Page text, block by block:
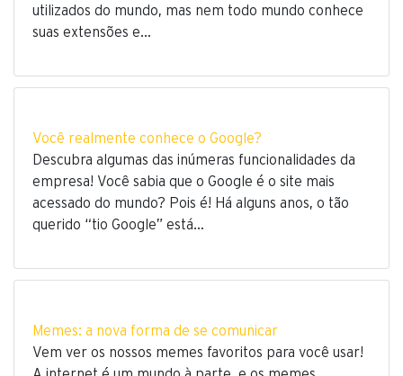
utilizados do mundo, mas nem todo mundo conhece
suas extensões e…
Você realmente conhece o Google?
Descubra algumas das inúmeras funcionalidades da
empresa! Você sabia que o Google é o site mais
acessado do mundo? Pois é! Há alguns anos, o tão
querido “tio Google” está…
Memes: a nova forma de se comunicar
Vem ver os nossos memes favoritos para você usar!